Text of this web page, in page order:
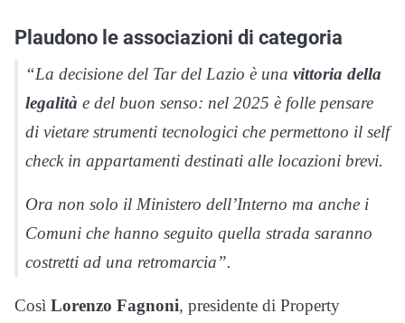
Plaudono le associazioni di categoria
“La decisione del Tar del Lazio è una vittoria della
legalità e del buon senso: nel 2025 è folle pensare
di vietare strumenti tecnologici che permettono il self
check in appartamenti destinati alle locazioni brevi.
Ora non solo il Ministero dell’Interno ma anche i
Comuni che hanno seguito quella strada saranno
costretti ad una retromarcia”.
Così Lorenzo Fagnoni, presidente di Property